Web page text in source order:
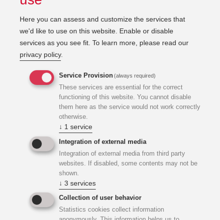
Verwendung von Google Analytics
Diese Webseite benutzt Google Analytics, einen
Webanalysedienst der Google Inc. Google Analytics
verwendet sog. “Cookies”, Textdateien, die auf Ihrem
Computer gespeichert werden und die eine Analyse der
Benutzung der Webseite durch Sie ermöglichen. Die durch
die Cookies erzeugten Informationen über Ihre Benutzung
dieser Webseite, werden in der Regel an einen Server von
Google in den USA übertragen und dort gespeichert.
Aufgrund der Aktivierung der IP-Anonymisierung auf
diesen Webseiten, wird Ihre IP-Adresse von Google jedoch
innerhalb von Mitgliedstaaten der Europäischen Union
oder in anderen Vertragsstaaten des Abkommens über den
Europäischen Wirtschaftsraum zuvor gekürzt. Nur in
Here you can assess and customize the services that
we'd like to use on this website. Enable or disable
services as you see fit. To learn more, please read our
privacy policy.
Service Provision(always required)
These services are essential for the correct
functioning of this website. You cannot disable
them here as the service would not work correctly
otherwise.
↓ 1 service
Integration of external media
Integration of external media from third party
websites. If disabled, some contents may not be
shown.
↓ 3 services
Collection of user behavior
Statistics cookies collect information